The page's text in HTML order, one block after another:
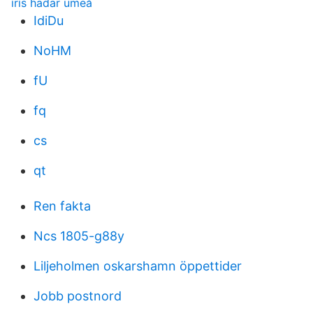
iris hadar umeå
IdiDu
NoHM
fU
fq
cs
qt
Ren fakta
Ncs 1805-g88y
Liljeholmen oskarshamn öppettider
Jobb postnord